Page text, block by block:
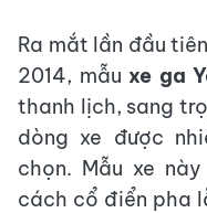
Ra mắt lần đầu
2014, mẫu xe ga
thanh lịch, sang
dòng xe được
chọn. Mẫu xe
cách cổ điển pha